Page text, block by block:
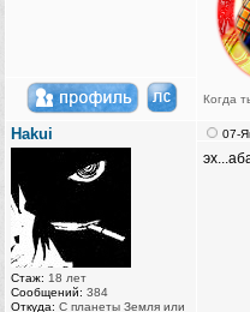
Когда
Hakui
Стаж: 18 лет
Сообщений: 384
Откуда: С планеты Земля или
07-